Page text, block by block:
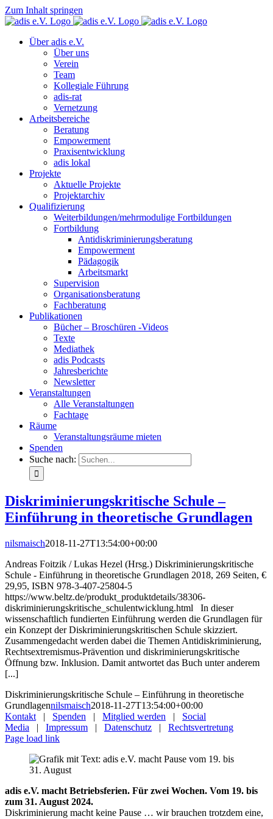
Zum Inhalt springen
Über adis e.V.
Über uns
Verein
Team
Kollegiale Führung
adis-rat
Vernetzung
Arbeitsbereiche
Beratung
Empowerment
Praxisentwicklung
adis lokal
Projekte
Aktuelle Projekte
Projektarchiv
Qualifizierung
Weiterbildungen/mehrmodulige Fortbildungen
Fortbildung
Antidiskriminierungsberatung
Empowerment
Pädagogik
Arbeitsmarkt
Supervision
Organisationsberatung
Fachberatung
Publikationen
Bücher – Broschüren -Videos
Texte
Mediathek
adis Podcasts
Jahresberichte
Newsletter
Veranstaltungen
Alle Veranstaltungen
Fachtage
Räume
Veranstaltungsräume mieten
Spenden
Suche nach:
Diskriminierungskritische Schule –
Einführung in theoretische Grundlagen
nilsmaisch2018-11-27T13:54:00+00:00
Andreas Foitzik / Lukas Hezel (Hrsg.) Diskriminierungskritische
Schule - Einführung in theoretische Grundlagen 2018, 269 Seiten, €
29,95, ISBN 978-3-407-25804-5
https://www.beltz.de/produkt_produktdetails/38306-
diskriminierungskritische_schulentwicklung.html In dieser
wissenschaftlich fundierten Einführung werden die Grundlagen für
ein Konzept der Diskriminierungskritischen Schule skizziert.
Zusammengedacht werden dabei die Themen Antidiskriminierung,
Rechtsextremismus-Prävention und diskriminierungskritische
Öffnung bzw. Inklusion. Damit antwortet das Buch unter anderem
[...]
Diskriminierungskritische Schule – Einführung in theoretische
Grundlagennilsmaisch2018-11-27T13:54:00+00:00
Kontakt | Spenden | Mitglied werden | Social
Media | Impressum | Datenschutz | Rechtsvertretung
Page load link
adis e.V. macht Betriebsferien. Für zwei Wochen. Vom 19. bis
zum 31. August 2024.
Diskriminierung macht keine Pause … wir brauchen trotzdem eine,